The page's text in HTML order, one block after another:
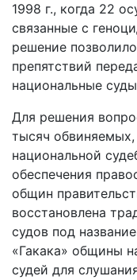
1998 г., когда 22
связанные с
решение
препятствий
национальные
Для решения
тысяч
национальной
обеспечения
общин
восстановлена
судов под
«Гакака» общины
судей для